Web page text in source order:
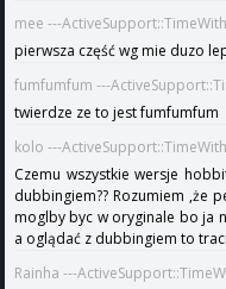
mee ---
pierwsza część wg mie duzo
fumfumfum ---
twierdze ze to jest fumfumfum
kolo ---
Czemu wszystkie wersje
dubbingiem?? Rozumiem ,że
moglby byc w oryginale bo ja
a oglądać z dubbingiem to
Rainha ---